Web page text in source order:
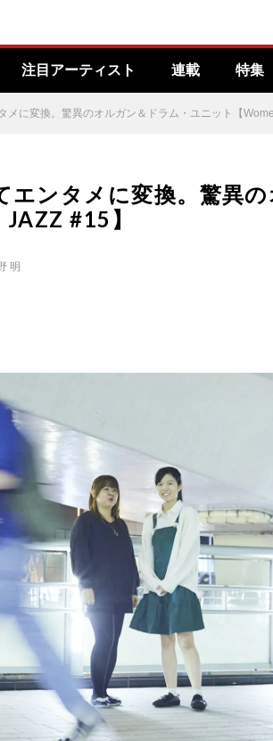
注目アーティスト 連載 特集
メに変換。驚異のオルガン＆ドラム・ユニット【
エンタメに変換。驚異
#15】
明